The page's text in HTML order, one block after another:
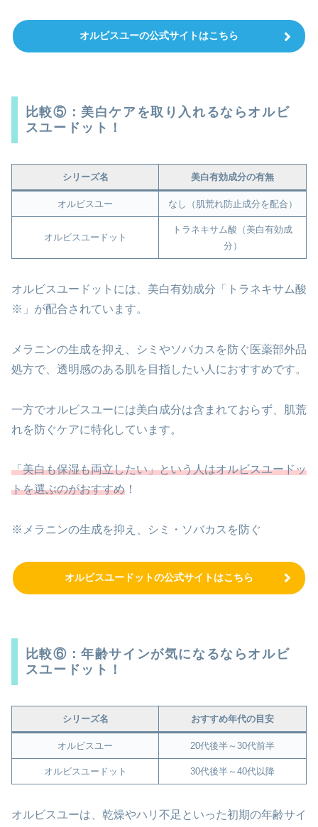
オルビスユーの公式サイトはこちら
比較⑤：美白ケアを取り入れるならオルビ
スユードット！
シリーズ名 美白有効成分の有無
オルビスユー なし（肌荒れ防止成分を配合）
オルビスユードット
トラネキサム酸（美白有効成
分）
オルビスユードットには、美白有効成分「トラネキサム酸
※」が配合されています。
メラニンの生成を抑え、シミやソバカスを防ぐ医薬部外品
処方で、透明感のある肌を目指したい人におすすめです。
一方でオルビスユーには美白成分は含まれておらず、肌荒
れを防ぐケアに特化しています。
「美白も保湿も両立したい」という人はオルビスユードッ
トを選ぶのがおすすめ ！
※メラニンの生成を抑え、シミ・ソバカスを防ぐ
オルビスユードットの公式サイトはこちら
比較⑥：年齢サインが気になるならオルビ
スユードット！
シリーズ名 おすすめ年代の目安
オルビスユー 20代後半～30代前半
オルビスユードット 30代後半～40代以降
オルビスユーは、乾燥やハリ不足といった初期の年齢サイ